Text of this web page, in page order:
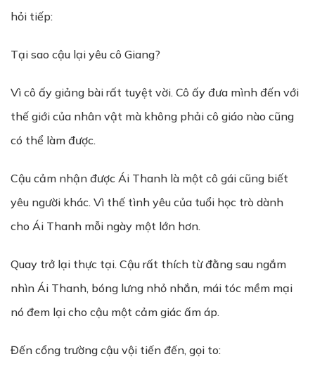
hỏi tiếp:
Tại sao cậu lại yêu cô Giang?
Vì cô ấy giảng bài rất tuyệt vời. Cô ấy đưa mình đến với
thế giới của nhân vật mà không phải cô giáo nào cũng
có thể làm được.
Cậu cảm nhận được Ái Thanh là một cô gái cũng biết
yêu người khác. Vì thế tình yêu của tuổi học trò dành
cho Ái Thanh mỗi ngày một lớn hơn.
Quay trở lại thực tại. Cậu rất thích từ đằng sau ngắm
nhìn Ái Thanh, bóng lưng nhỏ nhắn, mái tóc mềm mại
nó đem lại cho cậu một cảm giác ấm áp.
Đến cổng trường cậu vội tiến đến, gọi to: